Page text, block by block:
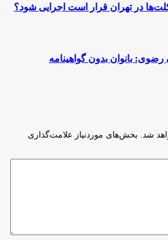
در تهران قرار است اجرایی شود؟
بانوان بدون گواهینامه
شد.
بخش‌های موردنیاز علامت‌گذاری